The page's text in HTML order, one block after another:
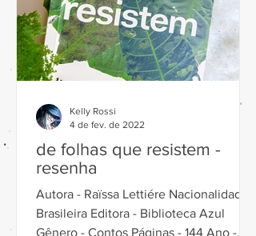
de folhas que resistem -
resenha
Autora - Raïssa Lettiére Nacionalidade -
Brasileira Editora - Biblioteca Azul
Gênero - Contos Páginas - 144 Ano -
Kelly Rossi
4 de fev. de 2022